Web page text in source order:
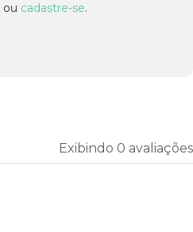
ou cadastre-se.
Exibindo 0 avaliações